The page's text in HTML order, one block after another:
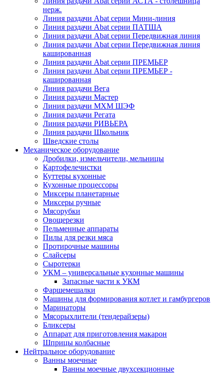
нерж.
Линия раздачи Abat серии Мини-линия
Линия раздачи Abat серии ПАТША
Линия раздачи Abat серии Передвижная линия
Линия раздачи Abat серии Передвижная линия
кашированная
Линия раздачи Abat серии ПРЕМЬЕР
Линия раздачи Abat серии ПРЕМЬЕР -
кашированная
Линия раздачи Вега
Линия раздачи Мастер
Линия раздачи МХМ ШЭФ
Линия раздачи Регата
Линия раздачи РИВЬЕРА
Линия раздачи Школьник
Шведские столы
Механическое оборудование
Дробилки, измельчители, мельницы
Картофелечистки
Куттеры кухонные
Кухонные процессоры
Миксеры планетарные
Миксеры ручные
Мясорубки
Овощерезки
Пельменные аппараты
Пилы для резки мяса
Протирочные машины
Слайсеры
Сыротерки
УКМ – универсальные кухонные машины
Запасные части к УКМ
Фаршемешалки
Машины для формирования котлет и гамбургеров
Маринаторы
Мясорыхлители (тендерайзеры)
Бликсеры
Аппарат для приготовления макарон
Шприцы колбасные
Нейтральное оборудование
Ванны моечные
Ванны моечные двухсекционные